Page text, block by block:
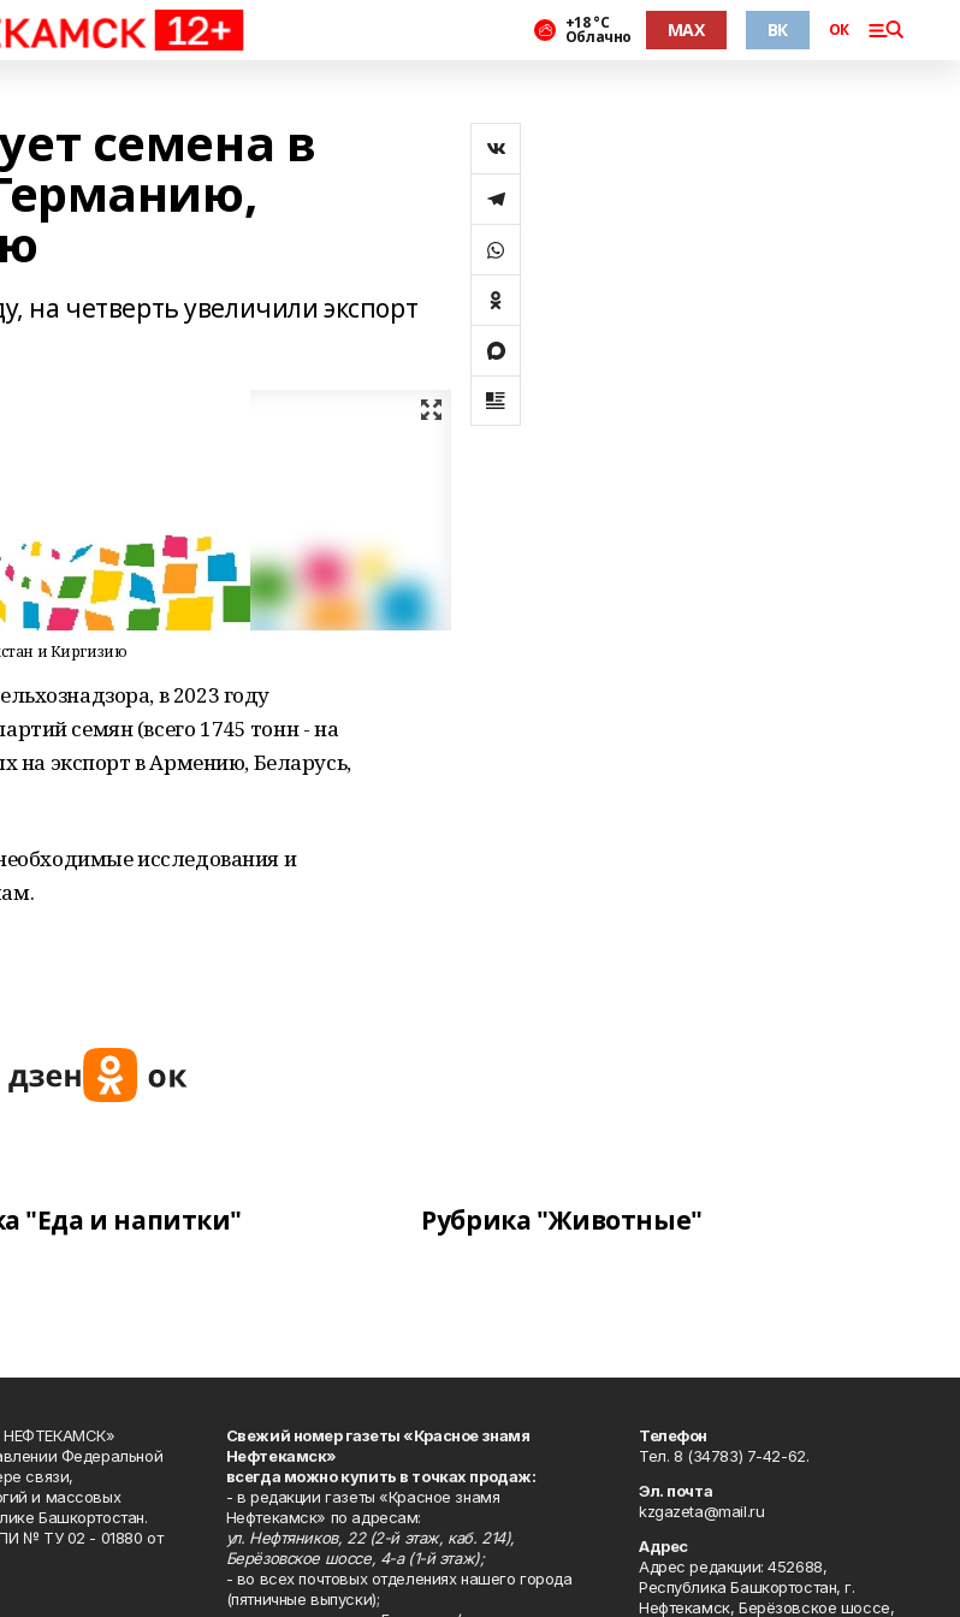
+18 °С
Облачно MAX ВК ОК
семена в
на четверть увеличили экспорт
и Киргизию
в 2023 году
семян (всего 1745 тонн - на
на экспорт в Армению, Беларусь,
исследования и
"Еда и напитки" Рубрика "Животные"
НЕФТЕКАМСК»
Федеральной
связи,
и массовых
Башкортостан.
№ ТУ 02 - 01880 от
Свежий номер газеты «Красное знамя
Нефтекамск»
всегда можно купить в точках продаж:
- в редакции газеты «Красное знамя
Нефтекамск» по адресам:
ул. Нефтяников, 22 (2-й этаж, каб. 214),
Берёзовское шоссе, 4-а (1-й этаж);
- во всех почтовых отделениях нашего города
(пятничные выпуски);
Телефон
Тел. 8 (34783) 7-42-62.
Эл. почта
kzgazeta@mail.ru
Адрес
Адрес редакции: 452688,
Республика Башкортостан, г.
Нефтекамск, Берёзовское шоссе,